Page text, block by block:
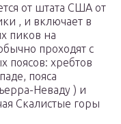
от штата США от
, и включает в
пиков на
проходят с
поясов: хребтов
пояса
Неваду ) и
Скалистые горы